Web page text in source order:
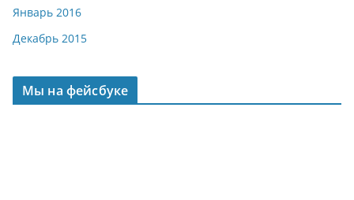
Январь 2016
Декабрь 2015
Мы на фейсбуке